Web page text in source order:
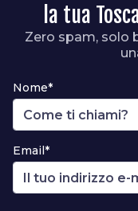
la tua
Zero spam, solo
Nome*
Email*